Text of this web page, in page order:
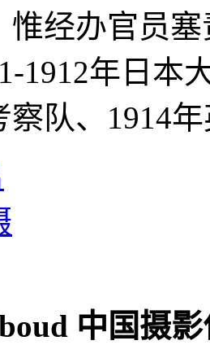
惟经办官员
1912年日本
察队、1914
中国摄